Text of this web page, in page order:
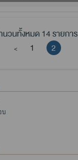
นวนทั้งหมด 14 รายการ
< 1 2
บ